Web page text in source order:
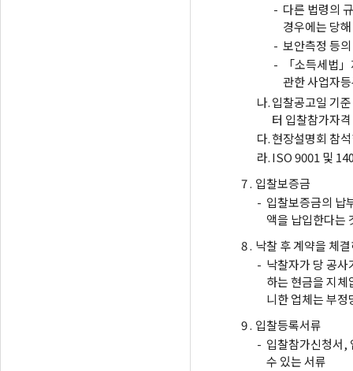
- 다른 법령의
경우에는 당
- 보안측정 등
-
「소득세법
관한 사업자
나.입찰공고일 기
터 입찰참가자
다.현장설명회 참
라.ISO 9001 및
7 . 입찰보증금
- 입찰보증금의 납
액을 납입한다는
8 . 낙찰 후 계약을 체
- 낙찰자가 당 공
하는 현금을 지
니한 업체는 부
9 . 입찰등록서류
- 입찰참가신청서,
수 있는 서류